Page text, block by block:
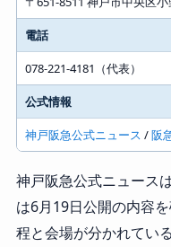
電話
078-221-4181（代表）
公式情報
神戸阪急公式ニュース /阪
神戸阪急公式ニュース
は6月19日公開の内容
程と会場が分かれてい